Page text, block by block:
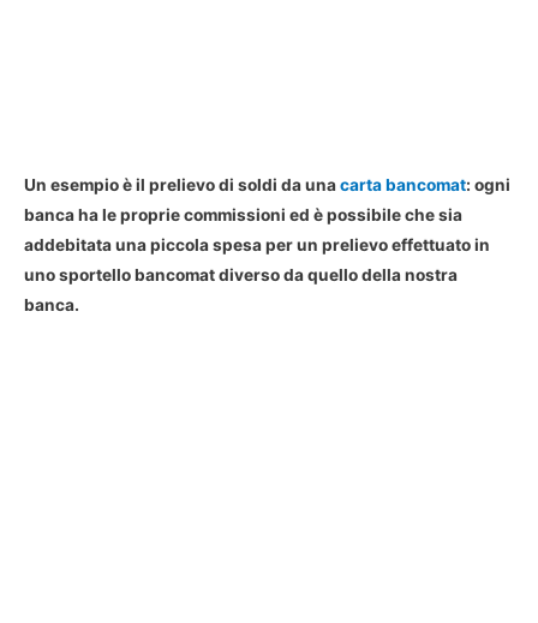
Un esempio è il prelievo di soldi da unacarta bancomat: ogni
banca ha le proprie commissioni ed è possibile che sia
addebitata una piccola spesa per un prelievo effettuato in
uno sportello bancomat diverso da quello della nostra
banca.